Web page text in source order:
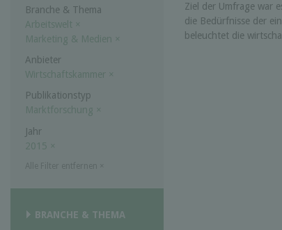
Ziel der Umfrage war
die Bedürfnisse der
beleuchtet die
Branche & Thema
Arbeitswelt ×
Marketing & Medien ×
Anbieter
Wirtschaftskammer
×
Publikationstyp
Marktforschung ×
Jahr
2015 ×
BRANCHE & THEMA